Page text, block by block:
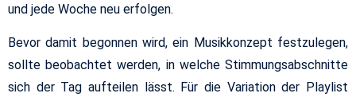
und jede Woche neu erfolgen.
Bevor damit begonnen wird, ein Musikkonzept festzulegen,
sollte beobachtet werden, in welche Stimmungsabschnitte
sich der Tag aufteilen lässt. Für die Variation der Playlist